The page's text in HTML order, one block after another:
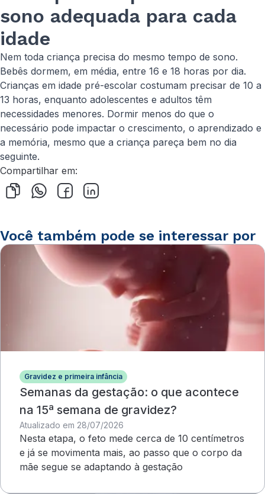
sono adequada para cada
idade
Nem toda criança precisa do mesmo tempo de sono.
Bebês dormem, em média, entre 16 e 18 horas por dia.
Crianças em idade pré-escolar costumam precisar de 10 a
13 horas, enquanto adolescentes e adultos têm
necessidades menores. Dormir menos do que o
necessário pode impactar o crescimento, o aprendizado e
a memória, mesmo que a criança pareça bem no dia
seguinte.
Compartilhar em:
Você também pode se interessar por
Gravidez e primeira infância
Semanas da gestação: o que acontece
na 15ª semana de gravidez?
Atualizado em 28/07/2026
Nesta etapa, o feto mede cerca de 10 centímetros
e já se movimenta mais, ao passo que o corpo da
mãe segue se adaptando à gestação